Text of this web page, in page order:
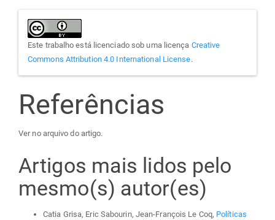
Este trabalho está licenciado sob uma licença Creative
Commons Attribution 4.0 International License.
Referências
Ver no arquivo do artigo.
Artigos mais lidos pelo
mesmo(s) autor(es)
Catia Grisa, Eric Sabourin, Jean-François Le Coq, Políticas